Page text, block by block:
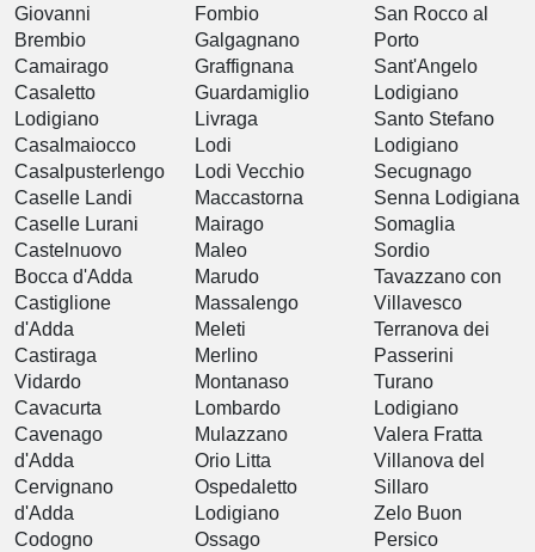
Giovanni
Brembio
Camairago
Casaletto
Lodigiano
Casalmaiocco
Casalpusterlengo
Caselle Landi
Caselle Lurani
Castelnuovo
Bocca d'Adda
Castiglione
d'Adda
Castiraga
Vidardo
Cavacurta
Cavenago
d'Adda
Cervignano
d'Adda
Codogno
Fombio
Galgagnano
Graffignana
Guardamiglio
Livraga
Lodi
Lodi Vecchio
Maccastorna
Mairago
Maleo
Marudo
Massalengo
Meleti
Merlino
Montanaso
Lombardo
Mulazzano
Orio Litta
Ospedaletto
Lodigiano
Ossago
San Rocco al
Porto
Sant'Angelo
Lodigiano
Santo Stefano
Lodigiano
Secugnago
Senna Lodigiana
Somaglia
Sordio
Tavazzano con
Villavesco
Terranova dei
Passerini
Turano
Lodigiano
Valera Fratta
Villanova del
Sillaro
Zelo Buon
Persico